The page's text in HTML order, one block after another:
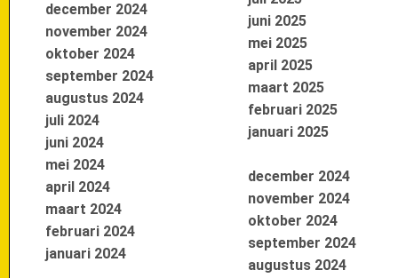
december 2024
november 2024
oktober 2024
september 2024
augustus 2024
juli 2024
juni 2024
mei 2024
april 2024
maart 2024
februari 2024
januari 2024
juni 2025
mei 2025
april 2025
maart 2025
februari 2025
januari 2025
december 2024
november 2024
oktober 2024
september 2024
augustus 2024